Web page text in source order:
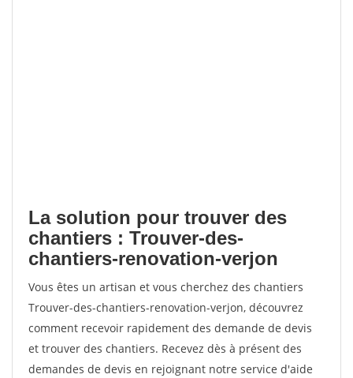
La solution pour trouver des
chantiers : Trouver-des-
chantiers-renovation-verjon
Vous êtes un artisan et vous cherchez des chantiers
Trouver-des-chantiers-renovation-verjon, découvrez
comment recevoir rapidement des demande de devis
et trouver des chantiers. Recevez dès à présent des
demandes de devis en rejoignant notre service d'aide